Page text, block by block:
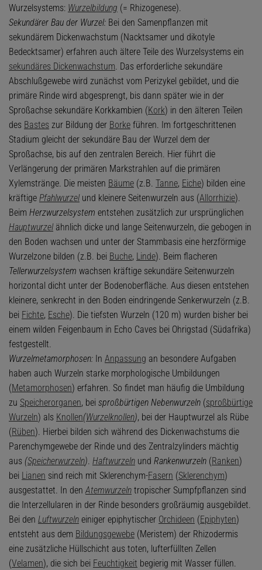
Wurzelsystems: Wurzelbildung (= Rhizogenese).
Sekundärer Bau der Wurzel: Bei den Samenpflanzen mit
sekundärem Dickenwachstum (Nacktsamer und dikotyle
Bedecktsamer) erfahren auch ältere Teile des Wurzelsystems ein
sekundäres Dickenwachstum. Das erforderliche sekundäre
Abschlußgewebe wird zunächst vom Perizykel gebildet, und die
primäre Rinde wird abgesprengt, bis dann später wie in der
Sproßachse sekundäre Korkkambien (Kork) in den älteren Teilen
des Bastes zur Bildung der Borke führen. Im fortgeschrittenen
Stadium gleicht der sekundäre Bau der Wurzel dem der
Sproßachse, bis auf den zentralen Bereich. Hier führt die
Verlängerung der primären Markstrahlen auf die primären
Xylemstränge. Die meisten Bäume (z.B. Tanne, Eiche) bilden eine
kräftige Pfahlwurzelund kleinere Seitenwurzeln aus (Allorrhizie).
Beim Herzwurzelsystem entstehen zusätzlich zur ursprünglichen
Hauptwurzelähnlich dicke und lange Seitenwurzeln, die gebogen in
den Boden wachsen und unter der Stammbasis eine herzförmige
Wurzelzone bilden (z.B. bei Buche, Linde). Beim flacheren
Tellerwurzelsystem wachsen kräftige sekundäre Seitenwurzeln
horizontal dicht unter der Bodenoberfläche. Aus diesen entstehen
kleinere, senkrecht in den Boden eindringende Senkerwurzeln (z.B.
bei Fichte, Esche). Die tiefsten Wurzeln (120 m) wurden bisher bei
einem wilden Feigenbaum in Echo Caves bei Ohrigstad (Südafrika)
festgestellt.
Wurzelmetamorphosen: In Anpassung an besondere Aufgaben
haben auch Wurzeln starke morphologische Umbildungen
(Metamorphosen) erfahren. So findet man häufig die Umbildung
zu Speicherorganen, bei sproßbürtigen Nebenwurzeln (sproßbürtige
Wurzeln) als Knollen(Wurzelknollen), bei der Hauptwurzel als Rübe
(Rüben). Hierbei bilden sich während des Dickenwachstums die
Parenchymgewebe der Rinde und des Zentralzylinders mächtig
aus (Speicherwurzeln). Haftwurzeln und Rankenwurzeln (Ranken)
bei Lianen sind reich mit Sklerenchym-Fasern (Sklerenchym)
ausgestattet. In denAtemwurzeln tropischer Sumpfpflanzen sind
die Interzellularen in der Rinde besonders großräumig ausgebildet.
Bei den Luftwurzeln einiger epiphytischer Orchideen (Epiphyten)
entsteht aus dem Bildungsgewebe (Meristem) der Rhizodermis
eine zusätzliche Hüllschicht aus toten, lufterfüllten Zellen
(Velamen), die sich bei Feuchtigkeit begierig mit Wasser füllen.